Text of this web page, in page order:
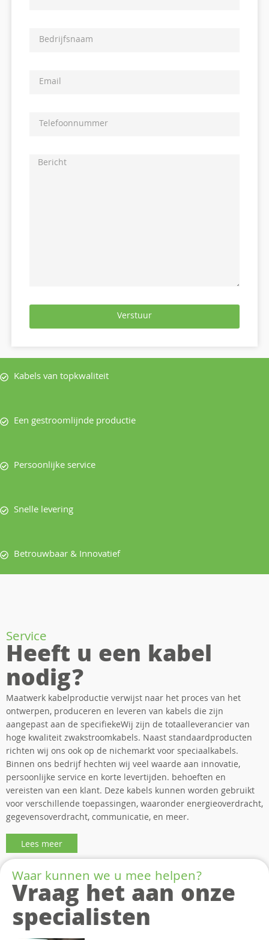
Verstuur
Kabels van topkwaliteit
Een gestroomlijnde productie
Persoonlijke service
Snelle levering
Betrouwbaar & Innovatief
Service
Heeft u een kabel
nodig?
Maatwerk kabelproductie verwijst naar het proces van het
ontwerpen, produceren en leveren van kabels die zijn
aangepast aan de specifiekeWij zijn de totaalleverancier van
hoge kwaliteit zwakstroomkabels. Naast standaardproducten
richten wij ons ook op de nichemarkt voor speciaalkabels.
Binnen ons bedrijf hechten wij veel waarde aan innovatie,
persoonlijke service en korte levertijden. behoeften en
vereisten van een klant. Deze kabels kunnen worden gebruikt
voor verschillende toepassingen, waaronder energieoverdracht,
gegevensoverdracht, communicatie, en meer.
Lees meer
Waar kunnen we u mee helpen?
Vraag het aan onze
specialisten